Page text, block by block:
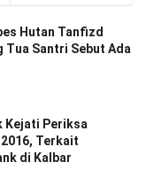
Hutan Tanfizd
Tua Santri Sebut Ada
Kejati Periksa
Terkait
di Kalbar